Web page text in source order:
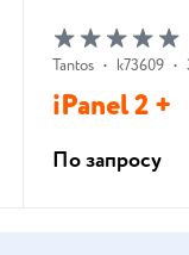
Tantos • k73609 •
iPanel 2 +
По запросу